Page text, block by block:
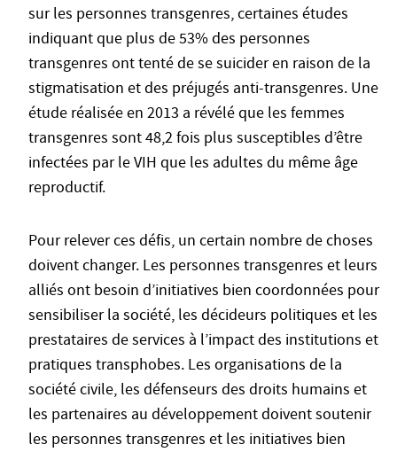
sur les personnes transgenres, certaines études
indiquant que plus de 53% des personnes
transgenres ont tenté de se suicider en raison de la
stigmatisation et des préjugés anti-transgenres. Une
étude réalisée en 2013 a révélé que les femmes
transgenres sont 48,2 fois plus susceptibles d’être
infectées par le VIH que les adultes du même âge
reproductif.
Pour relever ces défis, un certain nombre de choses
doivent changer. Les personnes transgenres et leurs
alliés ont besoin d’initiatives bien coordonnées pour
sensibiliser la société, les décideurs politiques et les
prestataires de services à l’impact des institutions et
pratiques transphobes. Les organisations de la
société civile, les défenseurs des droits humains et
les partenaires au développement doivent soutenir
les personnes transgenres et les initiatives bien